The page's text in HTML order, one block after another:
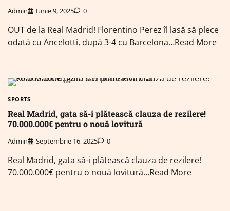
Admin Iunie 9, 2025 0
OUT de la Real Madrid! Florentino Perez îl lasă să plece
odată cu Ancelotti, după 3-4 cu Barcelona…Read More
SPORTS
Real Madrid, gata să-i plătească clauza de rezilere!
70.000.000€ pentru o nouă lovitură
Admin Septembrie 16, 2025 0
Real Madrid, gata să-i plătească clauza de rezilere!
70.000.000€ pentru o nouă lovitură…Read More